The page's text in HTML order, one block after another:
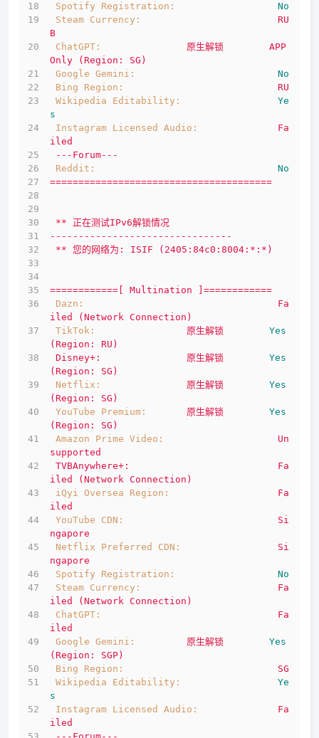
Spotify Registration:
No
Steam Currency:
RU
B
ChatGPT:
原生解锁
APP
Only
(Region:
SG)
Google Gemini:
No
Bing Region:
RU
Wikipedia Editability:
Ye
s
Instagram Licensed Audio:
Fa
iled
---Forum---
Reddit:
No
=======================================
**
正在测试IPv6解锁情况
--------------------------------
** 您的网络为: ISIF (2405:84c0:8004:*:*)
============[ Multination
]============
Dazn:
Fa
iled
(Network Connection)
TikTok:
原生解锁
Yes
(Region:
RU)
Disney+:
原生解锁
Yes
(Region:
SG)
Netflix:
原生解锁
Yes
(Region:
SG)
YouTube Premium:
原生解锁
Yes
(Region:
SG)
Amazon Prime Video:
Un
supported
TVBAnywhere+:
Fa
iled
(Network Connection)
iQyi Oversea Region:
Fa
iled
YouTube CDN:
Si
ngapore
Netflix Preferred CDN:
Si
ngapore
Spotify Registration:
No
Steam Currency:
Fa
iled
(Network Connection)
ChatGPT:
Fa
iled
Google Gemini:
原生解锁
Yes
(Region:
SGP)
Bing Region:
SG
Wikipedia Editability:
Ye
s
Instagram Licensed Audio:
Fa
iled